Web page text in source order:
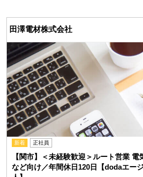
田澤電材株式会社
新着 正社員
【関市】＜未経験歓迎＞ルート営業
など向け／年間休日120日【dodaエー